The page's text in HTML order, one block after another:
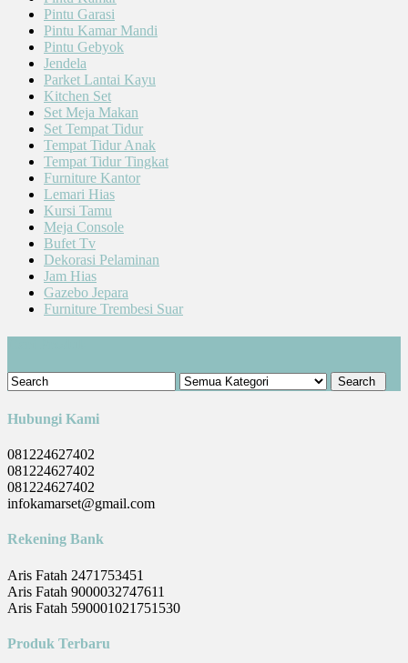
Pintu Garasi
Pintu Kamar Mandi
Pintu Gebyok
Jendela
Parket Lantai Kayu
Kitchen Set
Set Meja Makan
Set Tempat Tidur
Tempat Tidur Anak
Tempat Tidur Tingkat
Furniture Kantor
Lemari Hias
Kursi Tamu
Meja Console
Bufet Tv
Dekorasi Pelaminan
Jam Hias
Gazebo Jepara
Furniture Trembesi Suar
Hubungi Kami
081224627402
081224627402
081224627402
infokamarset@gmail.com
Rekening Bank
Aris Fatah 2471753451
Aris Fatah 9000032747611
Aris Fatah 590001021751530
Produk Terbaru